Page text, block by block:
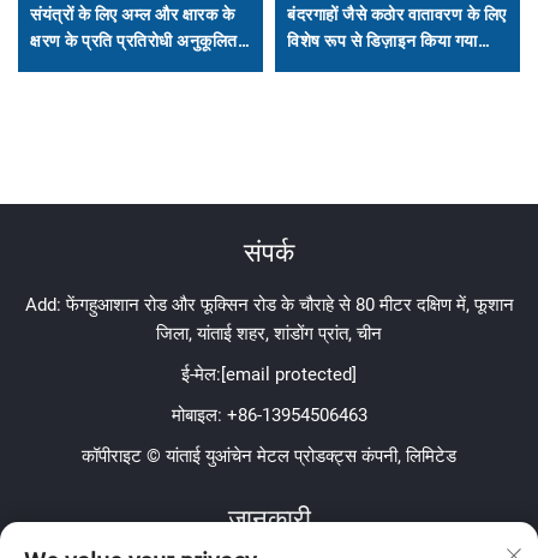
संयंत्रों के लिए अम्ल और क्षारक के
क्षरण के प्रति प्रतिरोधी अनुकूलित
स्टील ग्रेटिंग
बंदरगाहों जैसे कठोर वातावरण के लिए
विशेष रूप से डिज़ाइन किया गया
संक्षारण-रोधी और फिसलन-रोधी
संपर्क
Add: फेंगहुआशान रोड और फूक्सिन रोड के चौराहे से 80 मीटर दक्षिण में, फूशान
जिला, यांताई शहर, शांडोंग प्रांत, चीन
ई-मेल:[email protected]
मोबाइल: +86-13954506463
कॉपीराइट © यांताई युआंचेन मेटल प्रोडक्ट्स कंपनी, लिमिटेड
जानकारी